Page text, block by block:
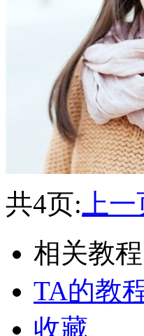
共4页: 上
相关教程
TA的教
收藏